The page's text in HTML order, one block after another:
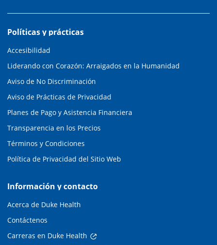
Políticas y prácticas
Accesibilidad
Liderando con Corazón: Arraigados en la Humanidad
Aviso de No Discriminación
Aviso de Prácticas de Privacidad
Planes de Pago y Asistencia Financiera
Transparencia en los Precios
Términos y Condiciones
Política de Privacidad del Sitio Web
Información y contacto
Acerca de Duke Health
Contáctenos
Carreras en Duke Health